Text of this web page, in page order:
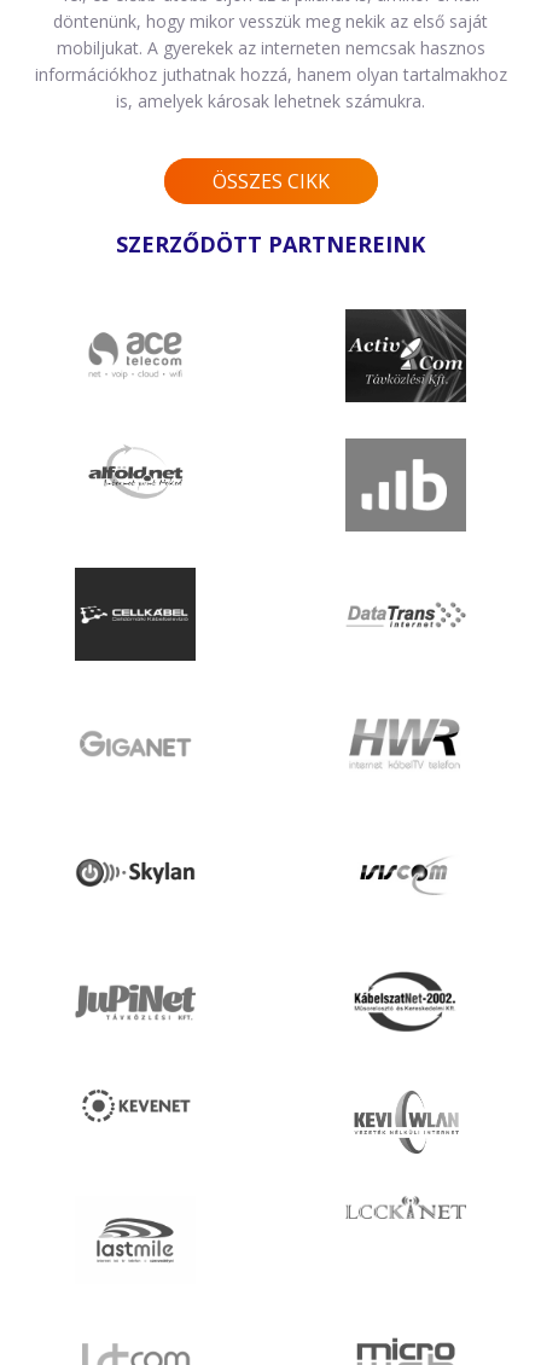
döntenünk, hogy mikor vesszük meg nekik az első saját
mobiljukat. A gyerekek az interneten nemcsak hasznos
információkhoz juthatnak hozzá, hanem olyan tartalmakhoz
is, amelyek károsak lehetnek számukra.
ÖSSZES CIKK
SZERZŐDÖTT PARTNEREINK